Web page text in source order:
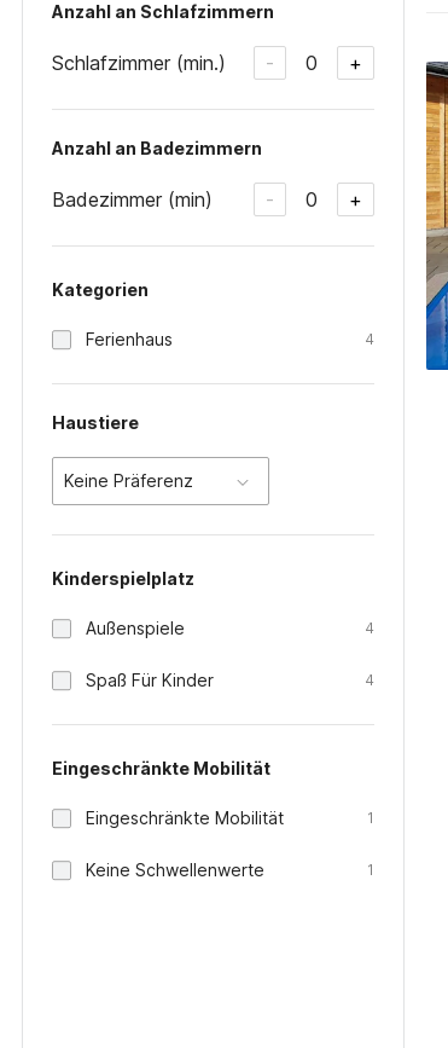
Anzahl an Schlafzimmern
Schlafzimmer (min.) - 0 +
Anzahl an Badezimmern
Badezimmer (min) - 0 +
Kategorien
Ferienhaus 4
Haustiere
Keine Präferenz
Kinderspielplatz
Außenspiele 4
Spaß Für Kinder 4
Eingeschränkte Mobilität
Eingeschränkte Mobilität 1
Keine Schwellenwerte 1